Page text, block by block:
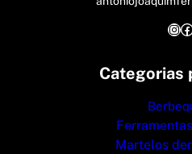
InstagramFacebook
Categorias
Martelos